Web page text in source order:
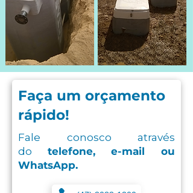
Faça um orçamento
rápido!
Fale conosco através
do telefone, e-mail ou
WhatsApp.